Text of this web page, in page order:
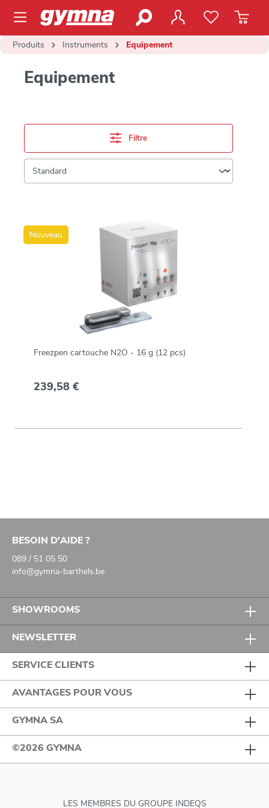
principal
Produits Instruments Equipement
Equipement
Filtre
Nouveau
Freezpen cartouche N2O - 16 g (12 pcs)
239,58 €
BESOIN D'AIDE ?
089 / 51 05 50
info@gymna-barthels.be
SHOWROOMS
NEWSLETTER
SERVICE CLIENTS
AVANTAGES POUR VOUS
GYMNA SA
©2026 GYMNA
LES MEMBRES DU GROUPE INDEQS